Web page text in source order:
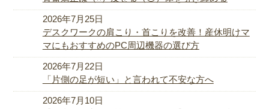
2026年7月25日
デスクワークの肩こり・首こりを改善！産休明けマ
マにもおすすめのPC周辺機器の選び方
2026年7月22日
「片側の足が短い」と言われて不安な方へ
2026年7月10日